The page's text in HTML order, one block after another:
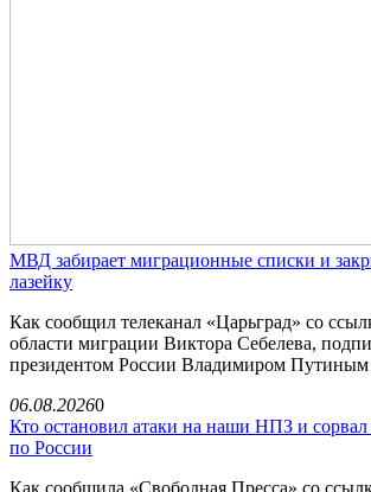
МВД забирает миграционные списки и
лазейку
Как сообщил телеканал «Царьград» со
области миграции Виктора Себелева,
президентом России Владимиром Путиным
06.08.20260
Кто остановил атаки на наши НПЗ и
по России
Как сообщила «Свободная Пресса» со